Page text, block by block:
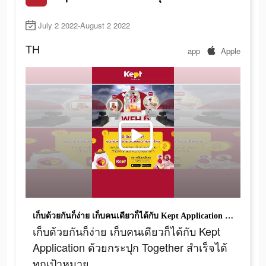
July 2 2022-August 2 2022
TH app Apple
เก็บด้วยกันก็ง่าย เก็บคนเดียวก็ได้กับ Kept Application ด้วยกระปุก Together สำเร็จได้ทุกเป้าหมาย
เก็บด้วยกันก็ง่าย เก็บคนเดียวก็ได้กับ Kept
Application ด้วยกระปุก Together สำเร็จได้